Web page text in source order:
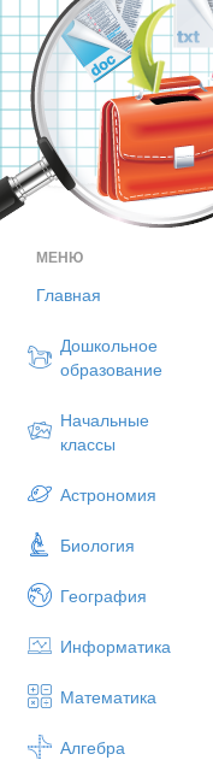
МЕНЮ
Главная
Дошкольное
образование
Начальные
классы
Астрономия
Биология
География
Информатика
Математика
Алгебра